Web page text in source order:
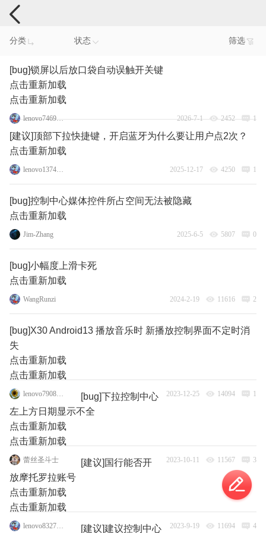
手机反馈
分类 状态 筛选
[bug]锁屏以后放口袋自动误触开关键
点击重新加载
点击重新加载
lenovo74690826 2026-7-1 2452 1
[建议]顶部下拉快捷键，开启蓝牙为什么要让用户点2次？
点击重新加载
lenovo137475098 2025-12-17 4250 1
[bug]控制中心媒体控件所占空间无法被隐藏
点击重新加载
Jim-Zhang 2025-6-5 5807 0
[bug]小幅度上滑卡死
点击重新加载
WangRunzi 2024-2-19 11616 2
[bug]X30 Android13 播放音乐时 新播放控制界面不定时消
失
点击重新加载
点击重新加载
lenovo79088135 2023-12-25 14094 1
[bug]下拉控制中心
左上方日期显示不全
点击重新加载
点击重新加载
蕾丝圣斗士 2023-10-11 11567 3
[建议]国行能否开
放摩托罗拉账号
点击重新加载
点击重新加载
lenovo83273770 2023-9-19 11694 4
[建议]建议控制中心